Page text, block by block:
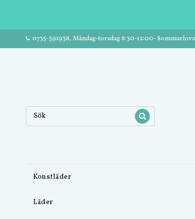
0735-391938, Måndag-torsdag 8:30-12:00-
Konstläder
Läder